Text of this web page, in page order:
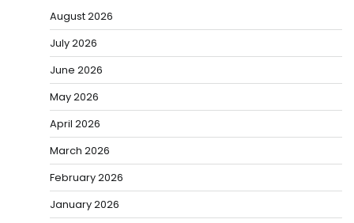
August 2026
July 2026
June 2026
May 2026
April 2026
March 2026
February 2026
January 2026